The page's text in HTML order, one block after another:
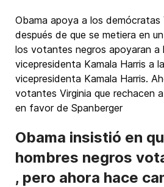
Obama apoya a los demócratas
después de que se metiera en
los votantes negros apoyaran a
vicepresidenta Kamala Harris a
vicepresidenta Kamala Harris.
votantes Virginia que rechacen
en favor de Spanberger
Obama insistió en
hombres negros
, pero ahora hace